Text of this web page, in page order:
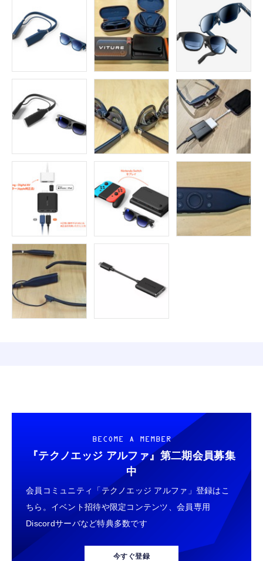
BECOME A MEMBER
『テクノエッジ アルファ』 第二期会員募集
中
会員コミュニティ「テクノエッジ アルファ」登録はこ
ちら。イベント招待や限定コンテンツ、会員専用
Discordサーバなど特典多数です
今すぐ登録